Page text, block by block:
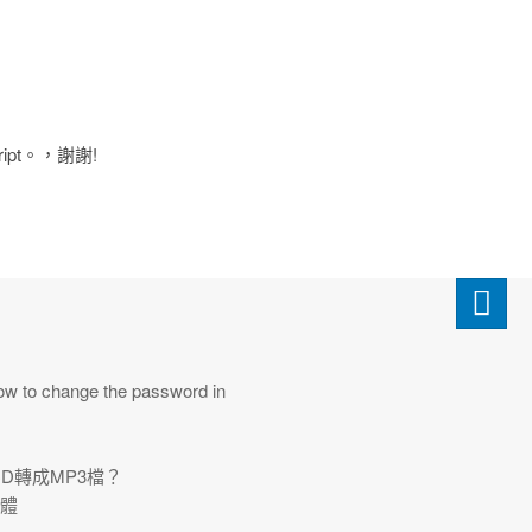
。 ，謝謝!
to change the password in
轉成MP3檔？